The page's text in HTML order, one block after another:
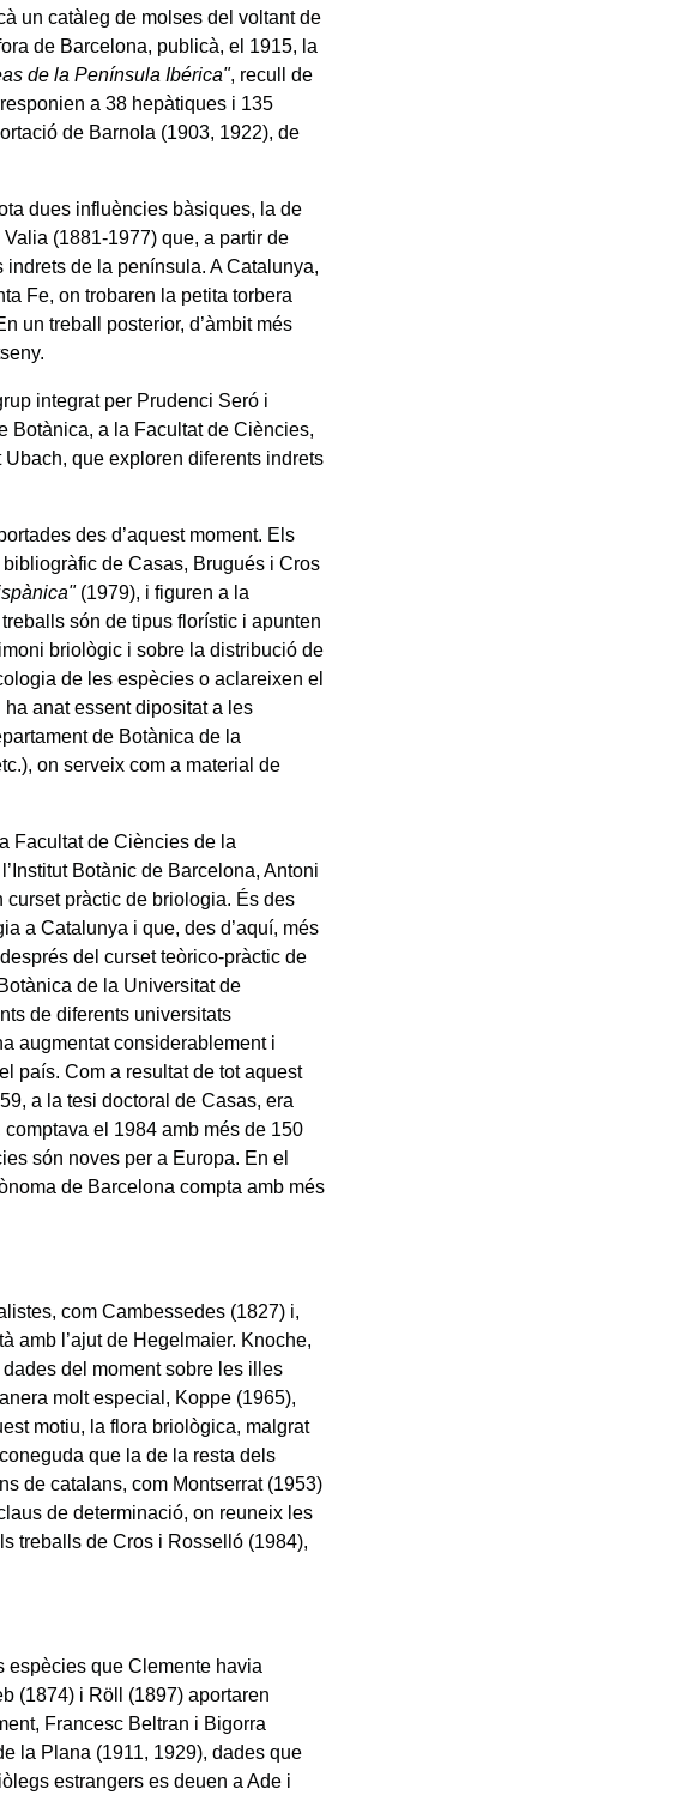
un catàleg de molses del voltant de
de Barcelona, publicà, el 1915, la
de la Península Ibérica", recull de
a 38 hepàtiques i 135
de Barnola (1903, 1922), de
dues influències bàsiques, la de
(1881-1977) que, a partir de
de la península. A Catalunya,
Fe, on trobaren la petita torbera
un treball posterior, d’àmbit més
integrat per Prudenci Seró i
Botànica, a la Facultat de Ciències,
que exploren diferents indrets
des d’aquest moment. Els
de Casas, Brugués i Cros
(1979), i figuren a la
són de tipus florístic i apunten
briològic i sobre la distribució de
de les espècies o aclareixen el
anat essent dipositat a les
de Botànica de la
on serveix com a material de
Facultat de Ciències de la
Botànic de Barcelona, Antoni
pràctic de briologia. És des
a Catalunya i que, des d’aquí, més
del curset teòrico-pràctic de
de la Universitat de
de diferents universitats
augmentat considerablement i
país. Com a resultat de tot aquest
a la tesi doctoral de Casas, era
el 1984 amb més de 150
són noves per a Europa. En el
de Barcelona compta amb més
com Cambessedes (1827) i,
amb l’ajut de Hegelmaier. Knoche,
del moment sobre les illes
molt especial, Koppe (1965),
motiu, la flora briològica, malgrat
que la de la resta dels
de catalans, com Montserrat (1953)
de determinació, on reuneix les
treballs de Cros i Rosselló (1984),
espècies que Clemente havia
(1874) i Röll (1897) aportaren
Francesc Beltran i Bigorra
la Plana (1911, 1929), dades que
estrangers es deuen a Ade i